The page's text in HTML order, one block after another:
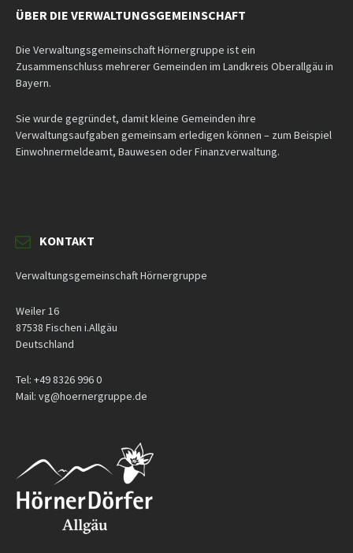
ÜBER DIE VERWALTUNGSGEMEINSCHAFT
Die Verwaltungsgemeinschaft Hörnergruppe ist ein
Zusammenschluss mehrerer Gemeinden im Landkreis Oberallgäu in
Bayern.
Sie wurde gegründet, damit kleine Gemeinden ihre
Verwaltungsaufgaben gemeinsam erledigen können – zum Beispiel
Einwohnermeldeamt, Bauwesen oder Finanzverwaltung.
KONTAKT
Verwaltungsgemeinschaft Hörnergruppe
Weiler 16
87538 Fischen i.Allgäu
Deutschland
Tel: +49 8326 996 0
Mail: vg@hoernergruppe.de